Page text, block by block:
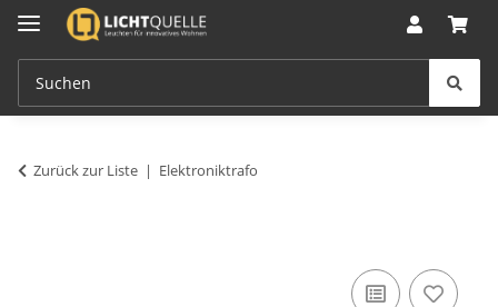
Zurück zur Liste Elektroniktrafo